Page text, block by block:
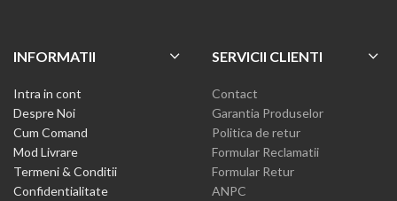
INFORMATII
Intra in cont
Despre Noi
Cum Comand
Mod Livrare
Termeni & Conditii
Confidentialitate
SERVICII CLIENTI
Contact
Garantia Produselor
Politica de retur
Formular Reclamatii
Formular Retur
ANPC